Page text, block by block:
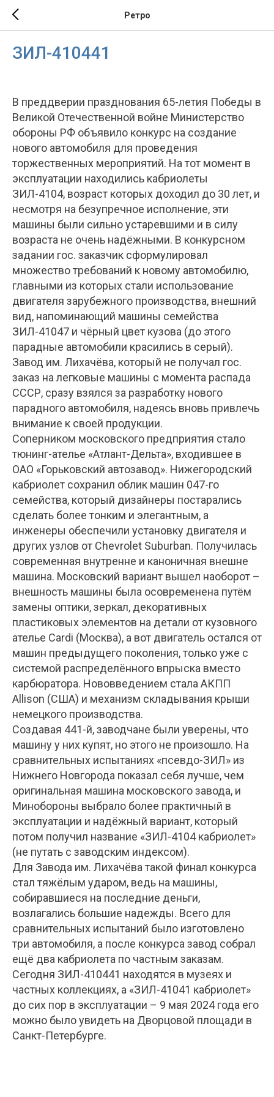
Ретро
ЗИЛ-410441
В преддверии празднования 65-летия Победы в
Великой Отечественной войне Министерство
обороны РФ объявило конкурс на создание
нового автомобиля для проведения
торжественных мероприятий. На тот момент в
эксплуатации находились кабриолеты
ЗИЛ-4104, возраст которых доходил до 30 лет, и
несмотря на безупречное исполнение, эти
машины были сильно устаревшими и в силу
возраста не очень надёжными. В конкурсном
задании гос. заказчик сформулировал
множество требований к новому автомобилю,
главными из которых стали использование
двигателя зарубежного производства, внешний
вид, напоминающий машины семейства
ЗИЛ-41047 и чёрный цвет кузова (до этого
парадные автомобили красились в серый).
Завод им. Лихачёва, который не получал гос.
заказ на легковые машины с момента распада
СССР, сразу взялся за разработку нового
парадного автомобиля, надеясь вновь привлечь
внимание к своей продукции.
Соперником московского предприятия стало
тюнинг-ателье «Атлант-Дельта», входившее в
ОАО «Горьковский автозавод». Нижегородский
кабриолет сохранил облик машин 047-го
семейства, который дизайнеры постарались
сделать более тонким и элегантным, а
инженеры обеспечили установку двигателя и
других узлов от Chevrolet Suburban. Получилась
современная внутренне и каноничная внешне
машина. Московский вариант вышел наоборот –
внешность машины была осовременена путём
замены оптики, зеркал, декоративных
пластиковых элементов на детали от кузовного
ателье Cardi (Москва), а вот двигатель остался от
машин предыдущего поколения, только уже с
системой распределённого впрыска вместо
карбюратора. Нововведением стала АКПП
Allison (США) и механизм складывания крыши
немецкого производства.
Создавая 441-й, заводчане были уверены, что
машину у них купят, но этого не произошло. На
сравнительных испытаниях «псевдо-ЗИЛ» из
Нижнего Новгорода показал себя лучше, чем
оригинальная машина московского завода, и
Минобороны выбрало более практичный в
эксплуатации и надёжный вариант, который
потом получил название «ЗИЛ-4104 кабриолет»
(не путать с заводским индексом).
Для Завода им. Лихачёва такой финал конкурса
стал тяжёлым ударом, ведь на машины,
собиравшиеся на последние деньги,
возлагались большие надежды. Всего для
сравнительных испытаний было изготовлено
три автомобиля, а после конкурса завод собрал
ещё два кабриолета по частным заказам.
Сегодня ЗИЛ-410441 находятся в музеях и
частных коллекциях, а «ЗИЛ-41041 кабриолет»
до сих пор в эксплуатации – 9 мая 2024 года его
можно было увидеть на Дворцовой площади в
Санкт-Петербурге.